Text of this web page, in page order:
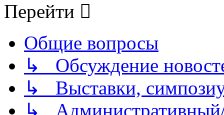
Перейти
Общие вопросы
↳ Обсуждение
↳ Выставки,
↳